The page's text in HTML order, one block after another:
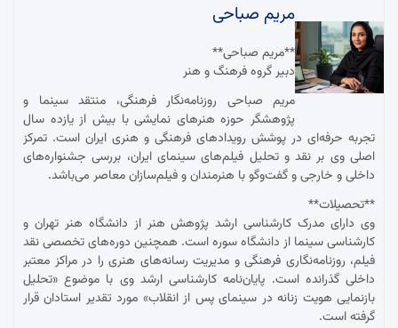
مریم صباحی
**مریم صباحی**
دبیر گروه فرهنگ و هنر
مریم صباحی روزنامه‌نگار فرهنگی، منتقد سینما و
پژوهشگر حوزه هنرهای نمایشی با بیش از یازده سال
تجربه حرفه‌ای در پوشش رویدادهای فرهنگی و هنری ایران است. تمرکز
اصلی وی بر نقد و تحلیل فیلم‌های سینمای ایران، بررسی جشنواره‌های
داخلی و خارجی و گفت‌وگو با هنرمندان و فیلم‌سازان معاصر می‌باشد.
**تحصیلات**
وی دارای مدرک کارشناسی ارشد پژوهش هنر از دانشگاه هنر تهران و
کارشناسی سینما از دانشگاه سوره است. همچنین دوره‌های تخصصی نقد
فیلم، روزنامه‌نگاری فرهنگی و مدیریت رسانه‌های هنری را در مراکز معتبر
داخلی گذرانده است. پایان‌نامه کارشناسی ارشد وی با موضوع «تحلیل
بازنمایی هویت زنانه در سینمای پس از انقلاب» مورد تقدیر استادان قرار
گرفته است.